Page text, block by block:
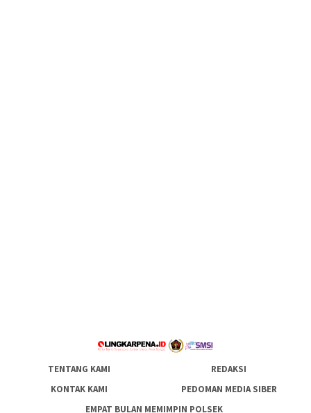
TENTANG KAMI
REDAKSI
KONTAK KAMI
PEDOMAN MEDIA SIBER
EMPAT BULAN MEMIMPIN POLSEK